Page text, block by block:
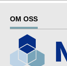
OM OSS